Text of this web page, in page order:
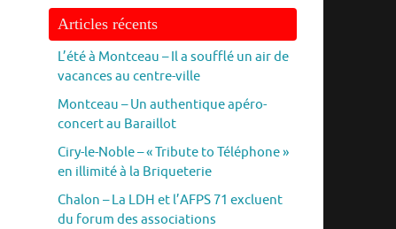
Articles récents
L’été à Montceau – Il a soufflé un air de
vacances au centre-ville
Montceau – Un authentique apéro-
concert au Baraillot
Ciry-le-Noble – « Tribute to Téléphone »
en illimité à la Briqueterie
Chalon – La LDH et l’AFPS 71 excluent
du forum des associations